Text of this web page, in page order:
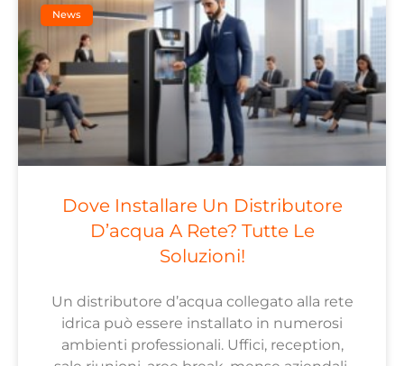
News
Dove Installare Un Distributore
D’acqua A Rete? Tutte Le
Soluzioni!
Un distributore d’acqua collegato alla rete
idrica può essere installato in numerosi
ambienti professionali. Uffici, reception,